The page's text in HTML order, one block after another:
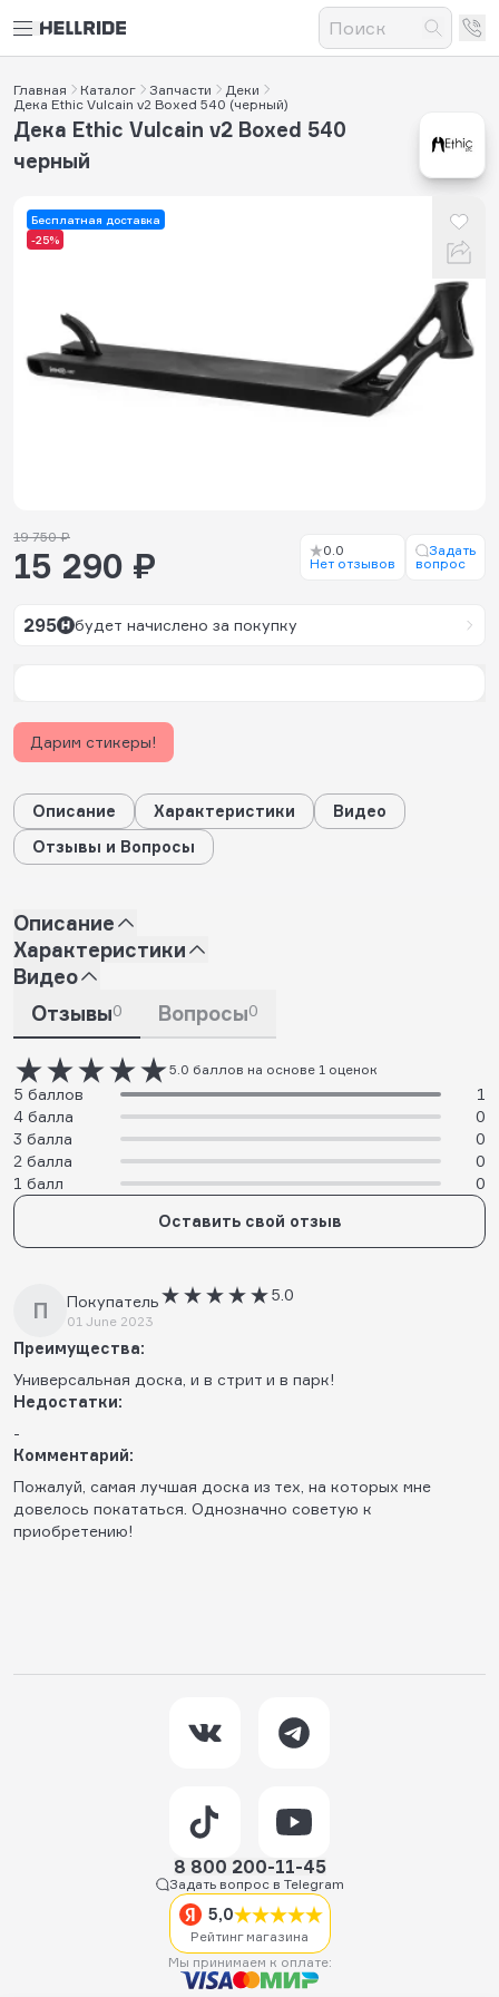
Главная Каталог Запчасти
Деки
Дека Ethic Vulcain v2 Boxed 540 (черный)
Бесплатная доставка
-25%
Дека Ethic Vulcain v2 Boxed 540
черный
19 750 ₽
15 290 ₽
0.0
Нет отзывов
Задать
вопрос
295 будет начислено за покупку
Дарим стикеры!
Описание Характеристики
Видео
Отзывы и Вопросы
Описание
Характеристики
Видео
Отзывы0 Вопросы0
5.0 баллов на основе 1 оценок
5 баллов
1
4 балла
0
3 балла
0
2 балла
0
1 балл
0
Оставить свой отзыв
П Покупатель
01 June 2023
5.0
Преимущества:
Универсальная доска, и в стрит и в парк!
Недостатки:
-
Комментарий:
Пожалуй, самая лучшая доска из тех, на которых мне
довелось покататься. Однозначно советую к
приобретению!
8 800 200-11-45
Задать вопрос в Telegram
5,0
Рейтинг магазина
Мы принимаем к оплате: